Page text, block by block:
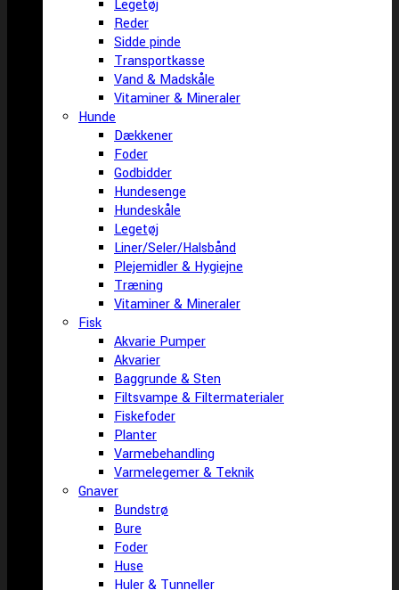
Legetøj
Reder
Sidde pinde
Transportkasse
Vand & Madskåle
Vitaminer & Mineraler
Hunde
Dækkener
Foder
Godbidder
Hundesenge
Hundeskåle
Legetøj
Liner/Seler/Halsbånd
Plejemidler & Hygiejne
Træning
Vitaminer & Mineraler
Fisk
Akvarie Pumper
Akvarier
Baggrunde & Sten
Filtsvampe & Filtermaterialer
Fiskefoder
Planter
Varmebehandling
Varmelegemer & Teknik
Gnaver
Bundstrø
Bure
Foder
Huse
Huler & Tunneller